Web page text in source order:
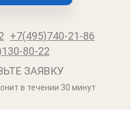
+7(495)740-21-86
80-22
ЗАЯВКУ
в течении 30 минут